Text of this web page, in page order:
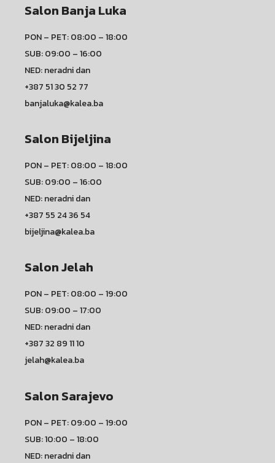
Salon Banja Luka
PON – PET: 08:00 – 18:00
SUB: 09:00 – 16:00
NED: neradni dan
+387 51 30 52 77
banjaluka@kalea.ba
Salon Bijeljina
PON – PET: 08:00 – 18:00
SUB: 09:00 – 16:00
NED: neradni dan
+387 55 24 36 54
bijeljina@kalea.ba
Salon Jelah
PON – PET: 08:00 – 19:00
SUB: 09:00 – 17:00
NED: neradni dan
+387 32 89 11 10
jelah@kalea.ba
Salon Sarajevo
PON – PET: 09:00 – 19:00
SUB: 10:00 – 18:00
NED: neradni dan